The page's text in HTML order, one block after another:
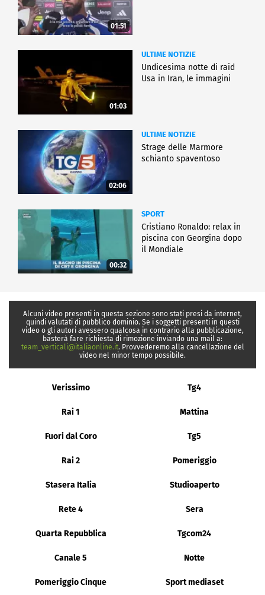
01:51
01:03
ULTIME NOTIZIE
Undicesima notte di raid
Usa in Iran, le immagini
02:06
ULTIME NOTIZIE
Strage delle Marmore
schianto spaventoso
00:32
SPORT
Cristiano Ronaldo: relax in
piscina con Georgina dopo
il Mondiale
Alcuni video presenti in questa sezione sono stati presi da internet,
quindi valutati di pubblico dominio. Se i soggetti presenti in questi
video o gli autori avessero qualcosa in contrario alla pubblicazione,
basterà fare richiesta di rimozione inviando una mail a:
team_verticali@italiaonline.it. Provvederemo alla cancellazione del
video nel minor tempo possibile.
Verissimo Tg4
Rai 1 Mattina
Fuori dal Coro Tg5
Rai 2 Pomeriggio
Stasera Italia Studioaperto
Rete 4 Sera
Quarta Repubblica Tgcom24
Canale 5 Notte
Pomeriggio Cinque Sport mediaset